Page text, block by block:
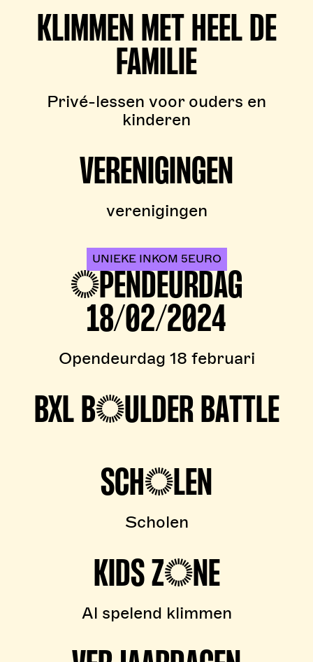
KLIMMEN MET HEEL DE
FAMILIE
Privé-lessen voor ouders en
kinderen
VERENIGINGEN
verenigingen
UNIEKE INKOM 5EURO
OPENDEURDAG
18/02/2024
Opendeurdag 18 februari
BXL BOULDER BATTLE
SCHOLEN
Scholen
KIDS ZONE
Al spelend klimmen